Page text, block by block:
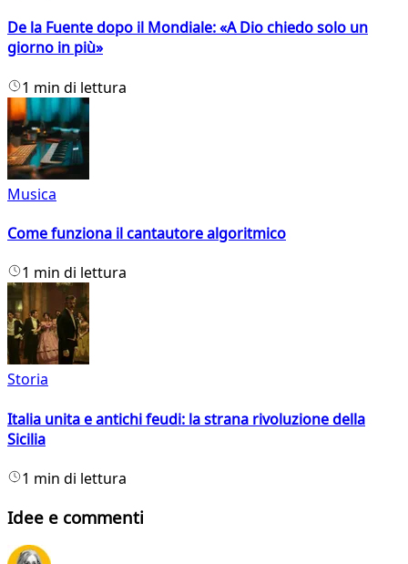
De la Fuente dopo il Mondiale: «A Dio chiedo solo un
giorno in più»
1 min di lettura
Musica
Come funziona il cantautore algoritmico
1 min di lettura
Storia
Italia unita e antichi feudi: la strana rivoluzione della
Sicilia
1 min di lettura
Idee e commenti